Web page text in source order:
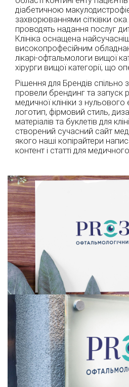
діабетичною
захворюваннями сітківки
проводять надання послуг
Клініка оснащена
високопрофесійним
лікарі-офтальмологи вищої
хірурги вищої категорії, що
Рішення для Брендів спільно
провели брендинг та запуск
медичної клініки з
логотип, фірмовий стиль,
матеріалів та буклетів для
створений сучасний сайт
якого наші копірайтери
контент і статті для